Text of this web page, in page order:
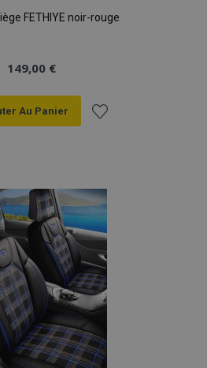
FETHIYE noir-rouge
149,00 €
Au Panier
liste
d'achats